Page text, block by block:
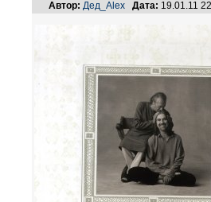
Автор: Дед_Alex Дата: 19.01.11